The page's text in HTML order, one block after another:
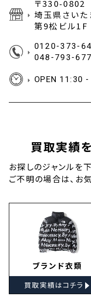
〒330-0802
埼玉県さい
第9松ビル1F
0120-373-
048-793-
OPEN 11:30
買取実績
お探しのジャンルを
ご不明の場合は、お
ブランド衣類
買取実績はコチラ ▸